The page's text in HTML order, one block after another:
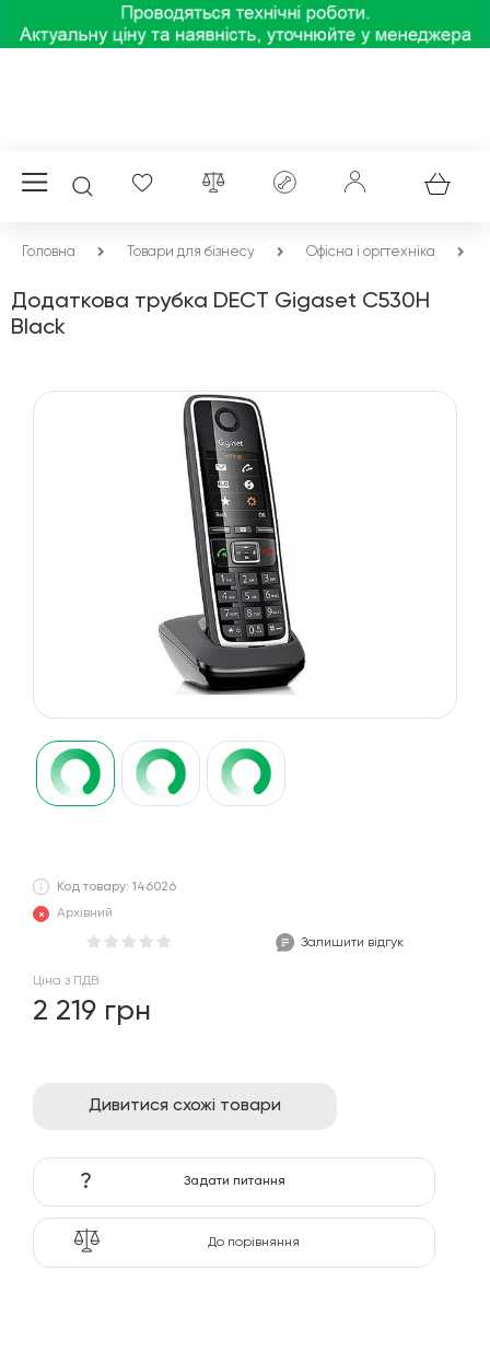
Головна Товари для бізнесу Офісна і оргтехніка
Додаткова трубка DECT Gigaset C530H
Black
Код товару: 146026
Архівний
Залишити відгук
Ціна з ПДВ
2 219 грн
Дивитися схожі товари
? Задати питання
До порівняння